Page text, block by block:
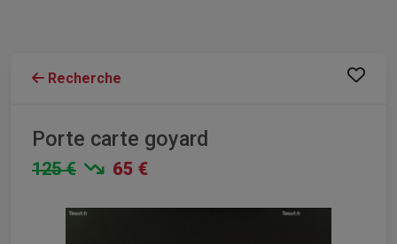
Recherche
Porte carte goyard
125 € 65 €